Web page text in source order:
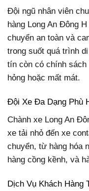
Đội ngũ nhân viên
hàng Long An Đông
chuyển an toàn và
trong suốt quá trình
tín còn có chính
hỏng hoặc mất mát.
Đội Xe Đa Dạng Phù
Chành xe Long An
xe tải nhỏ đến xe
chuyển, từ hàng hóa
hàng cồng kềnh, và
Dịch Vụ Khách Hàng